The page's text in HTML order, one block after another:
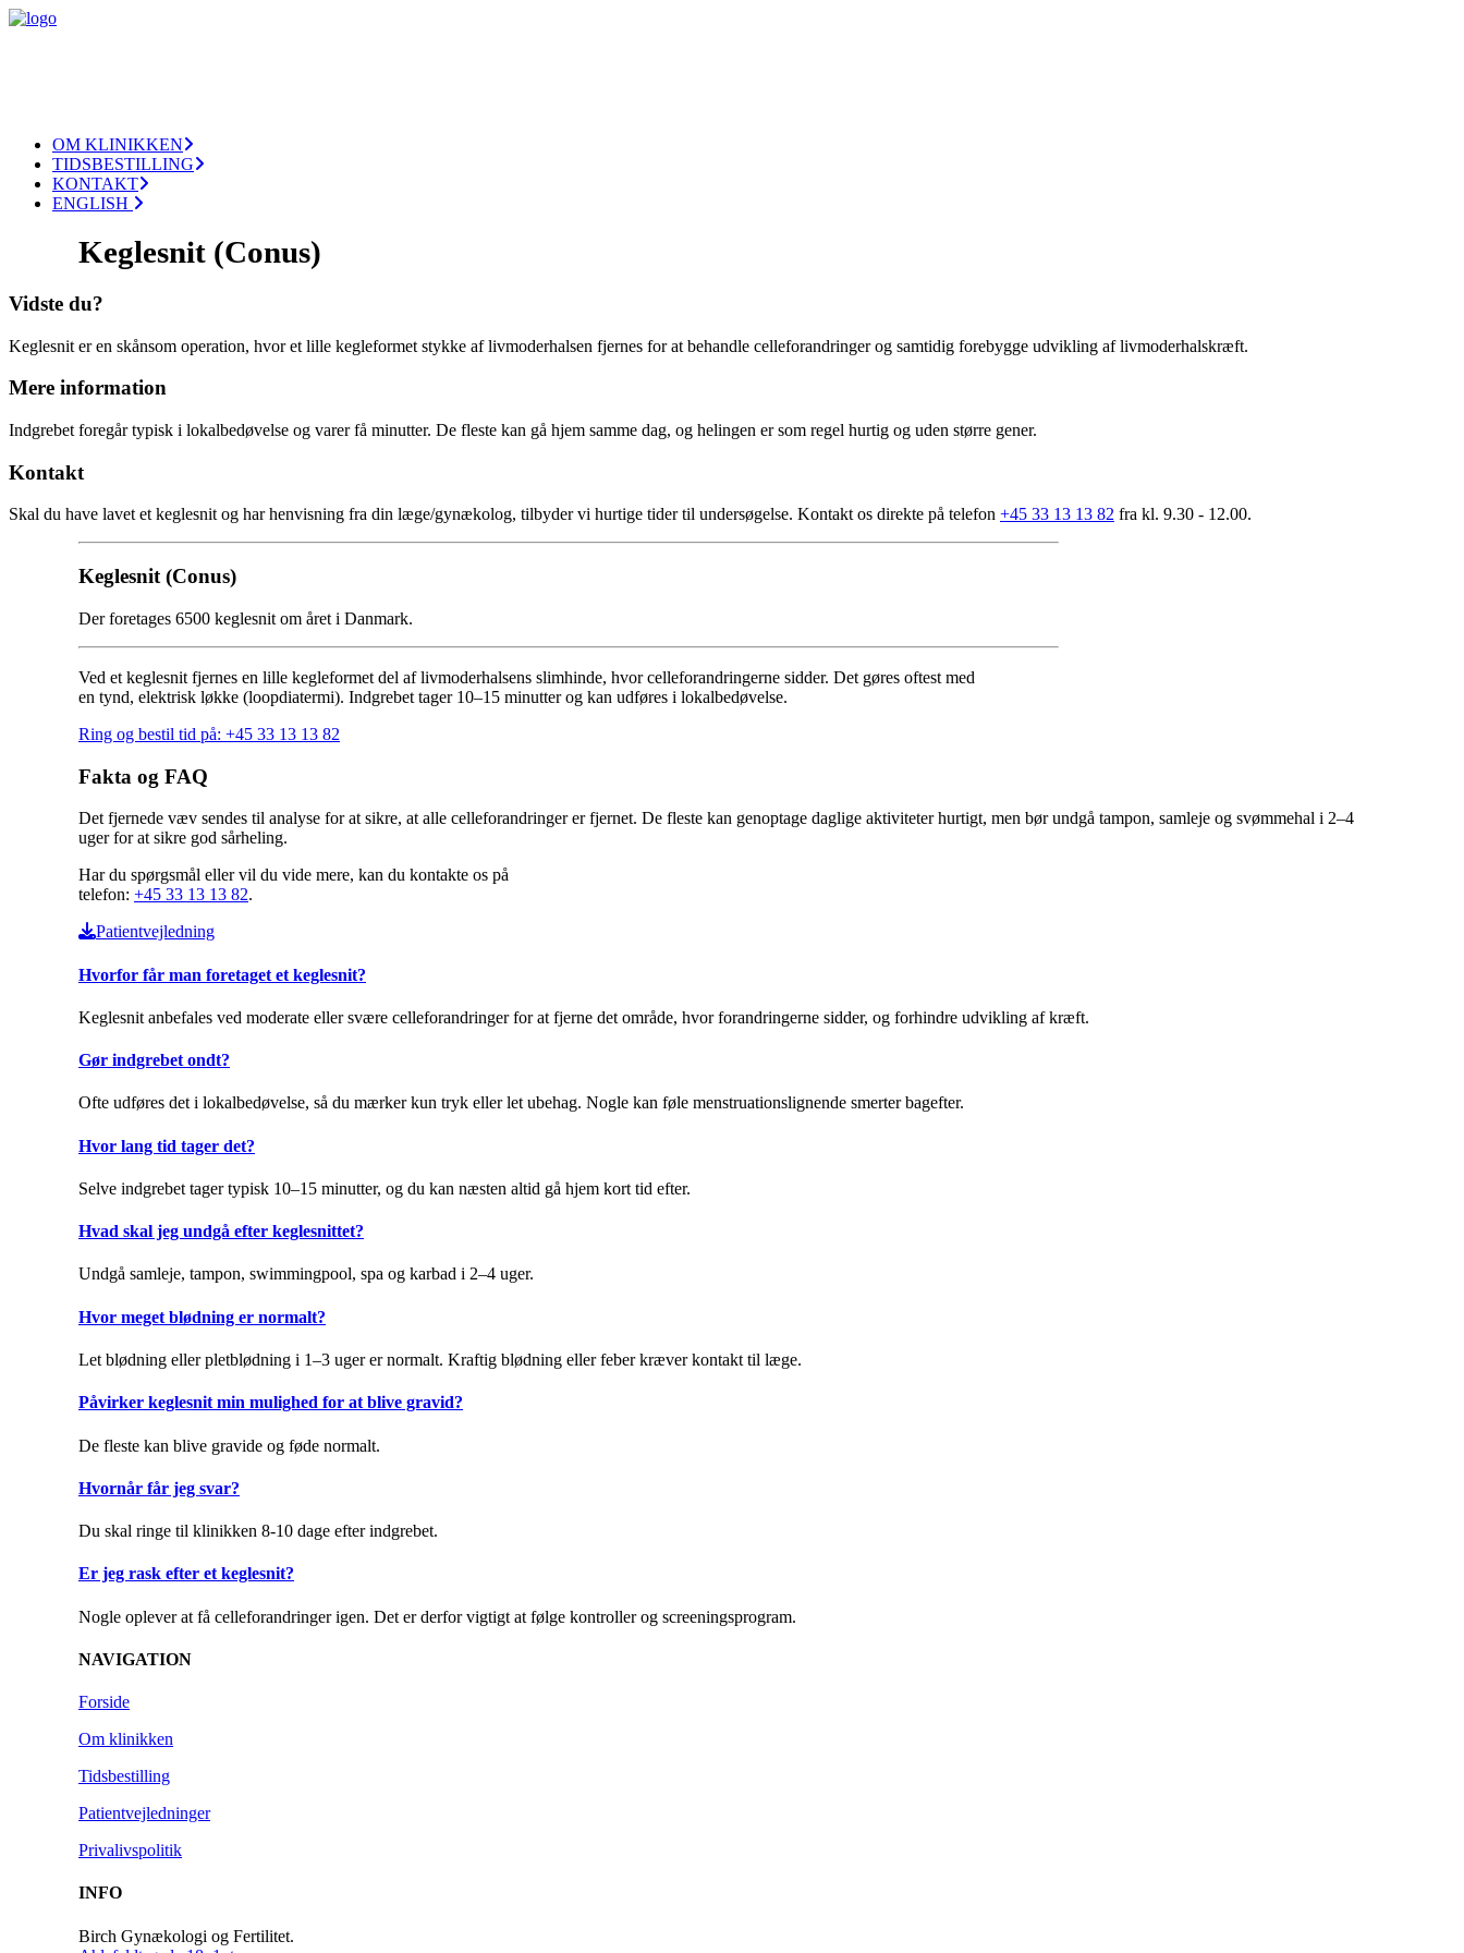
OM KLINIKKEN
TIDSBESTILLING
KONTAKT
ENGLISH
Keglesnit (Conus)
Vidste du?
Keglesnit er en skånsom operation, hvor et lille kegleformet stykke af livmoderhalsen fjernes for at behandle celleforandringer og samtidig forebygge udvikling af livmoderhalskræft.
Mere information
Indgrebet foregår typisk i lokalbedøvelse og varer få minutter. De fleste kan gå hjem samme dag, og helingen er som regel hurtig og uden større gener.
Kontakt
Skal du have lavet et keglesnit og har henvisning fra din læge/gynækolog, tilbyder vi hurtige tider til undersøgelse. Kontakt os direkte på telefon +45 33 13 13 82 fra kl. 9.30 - 12.00.
Keglesnit (Conus)
Der foretages 6500 keglesnit om året i Danmark.
Ved et keglesnit fjernes en lille kegleformet del af livmoderhalsens slimhinde, hvor celleforandringerne sidder. Det gøres oftest med
en tynd, elektrisk løkke (loopdiatermi). Indgrebet tager 10–15 minutter og kan udføres i lokalbedøvelse.
Ring og bestil tid på: +45 33 13 13 82
Fakta og FAQ
Det fjernede væv sendes til analyse for at sikre, at alle celleforandringer er fjernet. De fleste kan genoptage daglige aktiviteter hurtigt, men bør undgå tampon, samleje og svømmehal i 2–4
uger for at sikre god sårheling.
Har du spørgsmål eller vil du vide mere, kan du kontakte os på
telefon: +45 33 13 13 82.
Patientvejledning
Hvorfor får man foretaget et keglesnit?
Keglesnit anbefales ved moderate eller svære celleforandringer for at fjerne det område, hvor forandringerne sidder, og forhindre udvikling af kræft.
Gør indgrebet ondt?
Ofte udføres det i lokalbedøvelse, så du mærker kun tryk eller let ubehag. Nogle kan føle menstruationslignende smerter bagefter.
Hvor lang tid tager det?
Selve indgrebet tager typisk 10–15 minutter, og du kan næsten altid gå hjem kort tid efter.
Hvad skal jeg undgå efter keglesnittet?
Undgå samleje, tampon, swimmingpool, spa og karbad i 2–4 uger.
Hvor meget blødning er normalt?
Let blødning eller pletblødning i 1–3 uger er normalt. Kraftig blødning eller feber kræver kontakt til læge.
Påvirker keglesnit min mulighed for at blive gravid?
De fleste kan blive gravide og føde normalt.
Hvornår får jeg svar?
Du skal ringe til klinikken 8-10 dage efter indgrebet.
Er jeg rask efter et keglesnit?
Nogle oplever at få celleforandringer igen. Det er derfor vigtigt at følge kontroller og screeningsprogram.
NAVIGATION
Forside
Om klinikken
Tidsbestilling
Patientvejledninger
Privalivspolitik
INFO
Birch Gynækologi og Fertilitet.